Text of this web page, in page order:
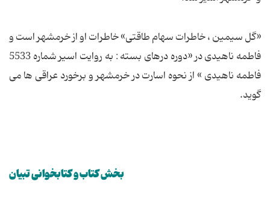
«گل سیمین ، خاطرات سهام طاقتی» خاطرات او از خرمشهر است و
فاطمه ناهیدی در «دوره درهای بسته : به روایت اسیر شماره 5533
فاطمه ناهیدی » از نحوه اسارت در خرمشهر و برخورد عراقی ها می
گوید.
بخش کتاب و کتابخوانی تبیان